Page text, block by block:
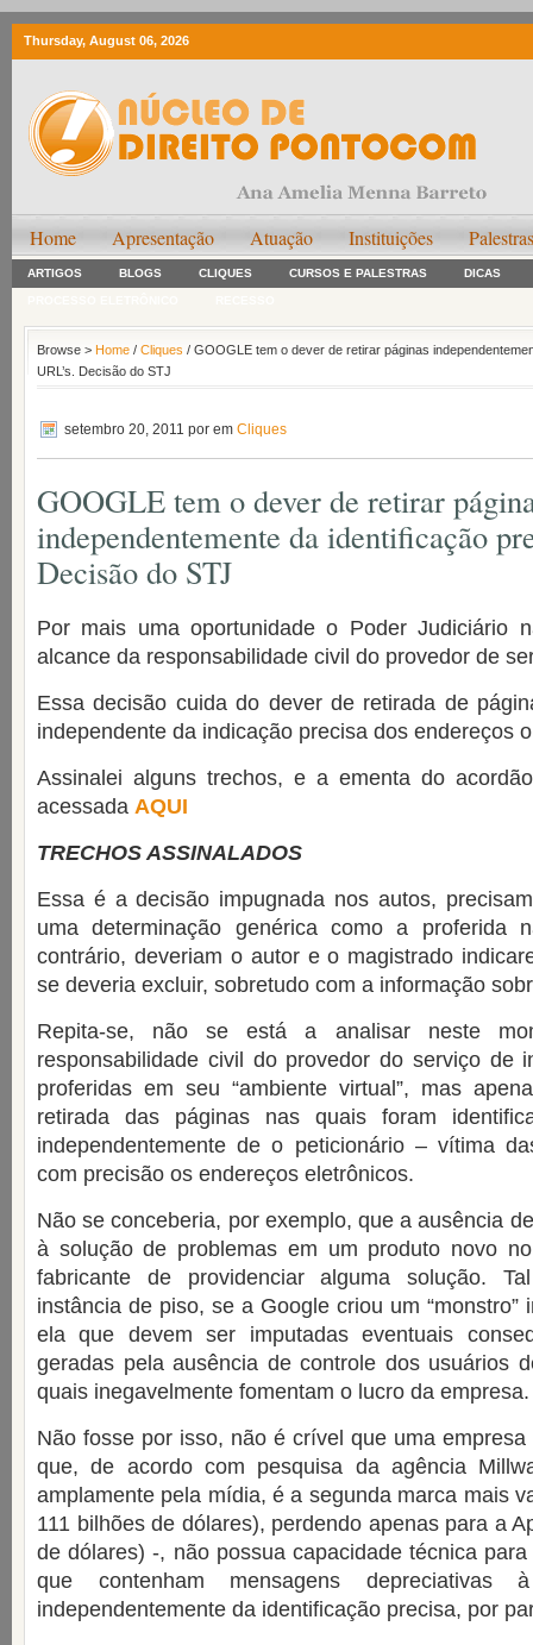
Thursday, August 06, 2026
Home Apresentação Atuação Instituições Palestras
ARTIGOS BLOGS CLIQUES CURSOS E PALESTRAS DICAS
Browse > Home / Cliques / GOOGLE tem o dever de retirar páginas
URL’s. Decisão do STJ
setembro 20, 2011 por em Cliques
GOOGLE tem o dever de retirar
independentemente da identificação
Decisão do STJ
Por mais uma oportunidade o Poder Judiciário
alcance da responsabilidade civil do provedor de
Essa decisão cuida do dever de retirada de
independente da indicação precisa dos endereços
Assinalei alguns trechos, e a ementa do
acessada AQUI
TRECHOS ASSINALADOS
Essa é a decisão impugnada nos autos,
uma determinação genérica como a proferida
contrário, deveriam o autor e o magistrado
se deveria excluir, sobretudo com a informação
Repita-se, não se está a analisar neste
responsabilidade civil do provedor do serviço de
proferidas em seu “ambiente virtual”, mas
retirada das páginas nas quais foram
independentemente de o peticionário – vítima
com precisão os endereços eletrônicos.
Não se conceberia, por exemplo, que a ausência
à solução de problemas em um produto novo
fabricante de providenciar alguma solução.
instância de piso, se a Google criou um “monstro”
ela que devem ser imputadas eventuais
geradas pela ausência de controle dos usuários
quais inegavelmente fomentam o lucro da empresa.
Não fosse por isso, não é crível que uma
que, de acordo com pesquisa da agência
amplamente pela mídia, é a segunda marca mais
111 bilhões de dólares), perdendo apenas para a
de dólares) -, não possua capacidade técnica
que contenham mensagens
independentemente da identificação precisa, por